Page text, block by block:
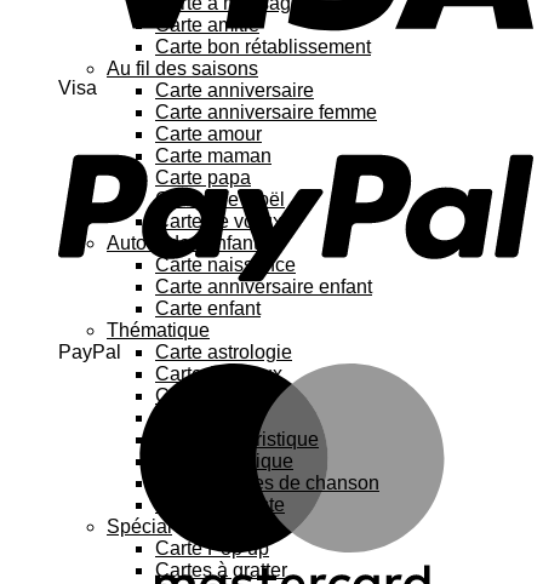
Visa
PayPal
Carte amitié
Carte bon rétablissement
Au fil des saisons
Carte anniversaire
Carte anniversaire femme
Carte amour
Carte maman
Carte papa
Cartes de Noël
Carte de vœux
Autour de l’enfant
Carte naissance
Carte anniversaire enfant
Carte enfant
Thématique
Carte astrologie
Carte Animaux
Carte chat
Carte humoristique
Carte botanique
Carte Paroles de chanson
Carte féministe
Spécial
Carte Pop up
Cartes à gratter